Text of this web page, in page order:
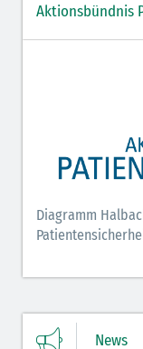
Aktionsbündnis
Diagramm
News